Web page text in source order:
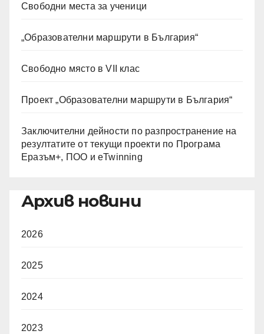
Свободни места за ученици
„Образователни маршрути в България“
Свободно място в VII клас
Проект „Образователни маршрути в България“
Заключителни дейности по разпространение на
резултатите от текущи проекти по Програма
Еразъм+, ПОО и eTwinning
Архив новини
2026
2025
2024
2023